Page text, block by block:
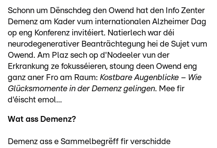
Schonn um Dënschdeg den Owend hat den Info Zenter
Demenz am Kader vum internationalen Alzheimer Dag
op eng Konferenz invitéiert. Natierlech war déi
neurodegenerativer Beanträchtegung hei de Sujet vum
Owend. Am Plaz sech op d'Nodeeler vun der
Erkrankung ze fokusséieren, stoung deen Owend eng
ganz aner Fro am Raum: Kostbare Augenblicke – Wie
Glücksmomente in der Demenz gelingen. Mee fir
d'éischt emol...
Wat ass Demenz?
Demenz ass e Sammelbegrëff fir verschidde